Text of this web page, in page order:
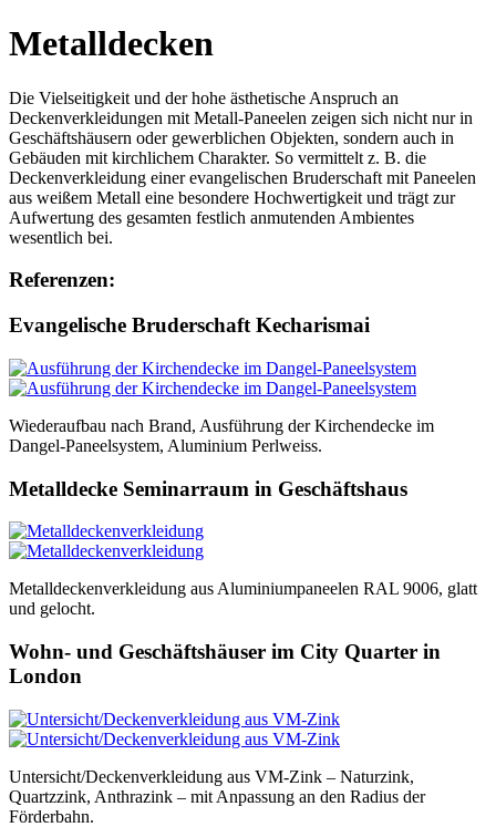
Metalldecken
Die Vielseitigkeit und der hohe ästhetische Anspruch an
Deckenverkleidungen mit Metall-Paneelen zeigen sich nicht nur in
Geschäftshäusern oder gewerblichen Objekten, sondern auch in
Gebäuden mit kirchlichem Charakter. So vermittelt z. B. die
Deckenverkleidung einer evangelischen Bruderschaft mit Paneelen
aus weißem Metall eine besondere Hochwertigkeit und trägt zur
Aufwertung des gesamten festlich anmutenden Ambientes
wesentlich bei.
Referenzen:
Evangelische Bruderschaft Kecharismai
Wiederaufbau nach Brand, Ausführung der Kirchendecke im
Dangel-Paneelsystem, Aluminium Perlweiss.
Metalldecke Seminarraum in Geschäftshaus
Metalldeckenverkleidung aus Aluminiumpaneelen RAL 9006, glatt
und gelocht.
Wohn- und Geschäftshäuser im City Quarter in
London
Untersicht/Deckenverkleidung aus VM-Zink – Naturzink,
Quartzzink, Anthrazink – mit Anpassung an den Radius der
Förderbahn.